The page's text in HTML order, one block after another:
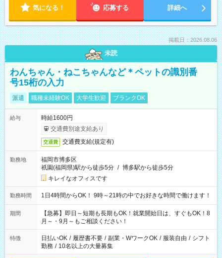
気になる！ 応募する 詳細へ
掲載日：2026.08.06
未読
わんちゃん・ねこちゃんなど＊ペットの識別番
号15桁の入力
派遣 職種未経験OK 大学生歓迎 ブランクOK
給与
時給1600円
交通費別途支給あり
交通費 交通費支給(規定有)
勤務地
福岡市博多区
祇園(福岡県)駅から徒歩5分 / 博多駅から徒歩5分
キレイなオフィスです
勤務時間 1日4時間からOK！ 9時～21時の中でお好きな時間で働けます！
期間
【急募】即日～短期も長期もOK！就業開始日は、すぐもOK！8
月～・9月～もご相談ください！
特徴 日払いOK / 履歴書不要 / 副業・WワークOK / 服装自由 / シフト
勤務 / 10名以上の大量募集